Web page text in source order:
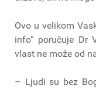
Ovo u velikom
info“ poručuje Dr
vlast ne može od
– Ljudi su bez